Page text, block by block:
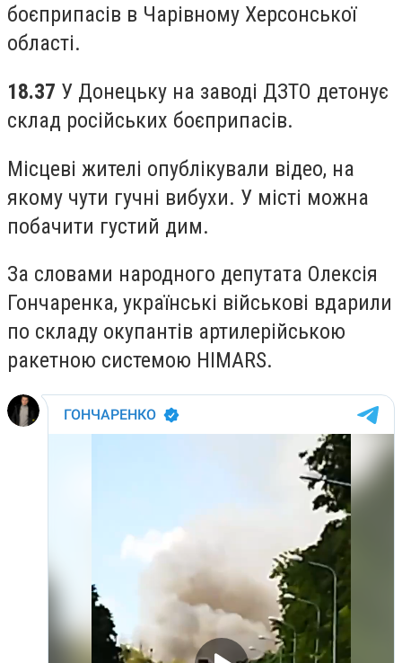
боєприпасів в Чарівному Херсонської
області.
18.37 У Донецьку на заводі ДЗТО детонує
склад російських боєприпасів.
Місцеві жителі опублікували відео, на
якому чути гучні вибухи. У місті можна
побачити густий дим.
За словами народного депутата Олексія
Гончаренка, українські військові вдарили
по складу окупантів артилерійською
ракетною системою HIMARS.